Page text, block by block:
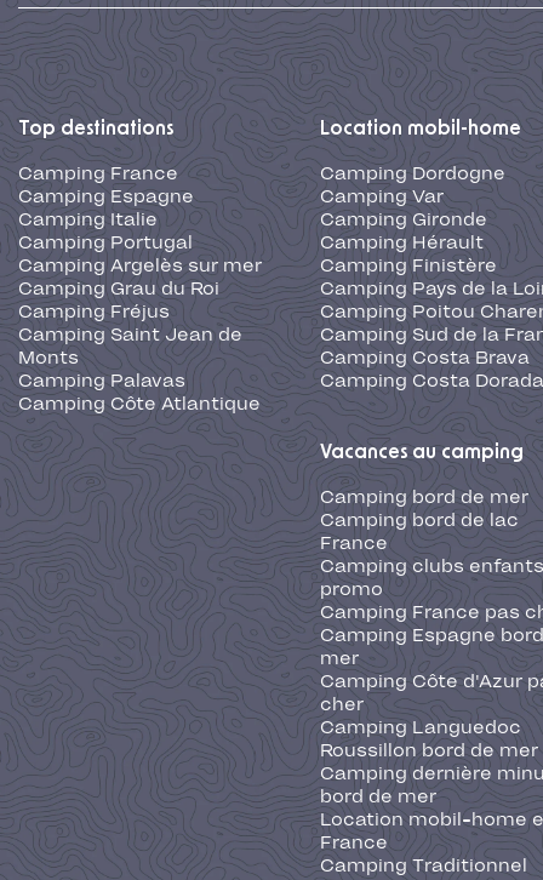
Top destinations
Camping France
Camping Espagne
Camping Italie
Camping Portugal
Camping Argelès sur mer
Camping Grau du Roi
Camping Fréjus
Camping Saint Jean de
Monts
Camping Palavas
Camping Côte Atlantique
Location mobil-home
Camping Dordogne
Camping Var
Camping Gironde
Camping Hérault
Camping Finistère
Camping Pays de la
Camping Poitou
Camping Sud de la
Camping Costa Brava
Camping Costa Dorada
Vacances au camping
Camping bord de mer
Camping bord de lac
France
Camping clubs
promo
Camping France pas
Camping Espagne
mer
Camping Côte d'Azur
cher
Camping Languedoc
Roussillon bord de mer
Camping dernière
bord de mer
Location mobil-home
France
Camping Traditionnel